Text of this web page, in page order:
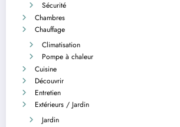
Sécurité
Chambres
Chauffage
Climatisation
Pompe à chaleur
Cuisine
Découvrir
Entretien
Extérieurs / Jardin
Jardin